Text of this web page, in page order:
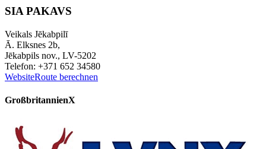
SIA PAKAVS
Veikals Jēkabpilī
Ā. Elksnes 2b,
Jēkabpils nov., LV-5202
Telefon: +371 652 34580
WebsiteRoute berechnen
GroßbritannienX